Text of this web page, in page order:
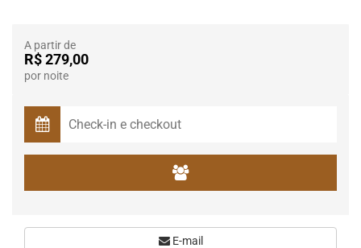
A partir de
R$ 279,00
por noite
E-mail